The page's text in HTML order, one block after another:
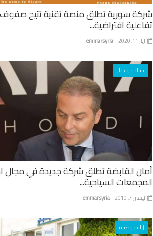
شركة سورية تطلق منصة تقنية تتيح صفوف
تفاعلية افتراضية...
emmarsyria ايار 11, 2020
سياحة وعقار
أمان القابضة تطلق شركة جديدة في مجال
المجمعات السياحية...
emmarsyria نيسان 7, 2019
زراعة وصحة